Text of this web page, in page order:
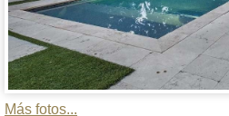
Más fotos...